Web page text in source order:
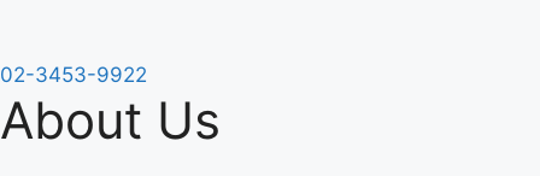
content
회사소개
주요경영진
VISION
02-3453-9922
About Us